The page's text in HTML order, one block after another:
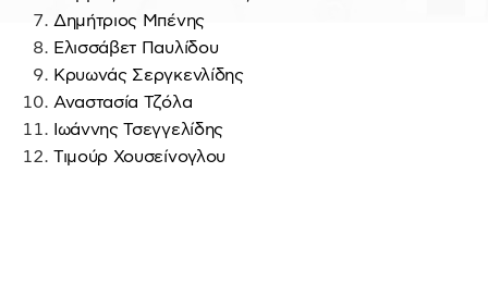
Δημήτριος Μπένης
Ελισσάβετ Παυλίδου
Κρυωνάς Σεργκενλίδης
Αναστασία Τζόλα
Ιωάννης Τσεγγελίδης
Τιμούρ Χουσείνογλου